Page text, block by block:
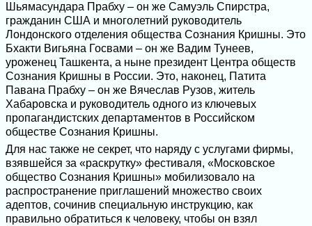
Шьямасундара Прабху – он же Самуэль Спирстра,
гражданин США и многолетний руководитель
Лондонского отделения общества Сознания Кришны. Это
Бхакти Вигьяна Госвами – он же Вадим Тунеев,
уроженец Ташкента, а ныне президент Центра обществ
Сознания Кришны в России. Это, наконец, Патита
Павана Прабху – он же Вячеслав Рузов, житель
Хабаровска и руководитель одного из ключевых
пропагандистских департаментов в Российском
обществе Сознания Кришны.
Для нас также не секрет, что наряду с услугами фирмы,
взявшейся за «раскрутку» фестиваля, «Московское
общество Сознания Кришны» мобилизовало на
распространение приглашений множество своих
адептов, сочинив специальную инструкцию, как
правильно обратиться к человеку, чтобы он взял